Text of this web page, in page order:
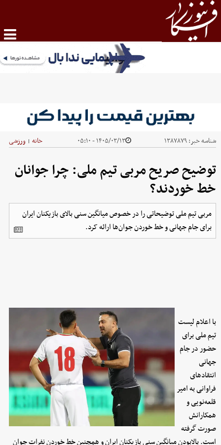
شناسه خبر:۱۳۸۷۸۷۹ ۱۴۰۵/۰۳/۱۳ - ۰۵:۱۰ خانه | ورزشی
توضیح صریح مربی تیم ملی: چرا جوانان
خط خوردند؟
مربی تیم ملی توضیحاتی را در خصوص میانگین سنی بالای بازیکنان ایران
برای جام جهانی و خط خوردن جوان‌ها ارائه کرد.
با اعلام لیست
تیم ملی برای
حضور در جام
جهانی
انتقادهای
فراوانی به امیر
قلعه‌نویی و
همکارانش
صورت گرفته
است. بالابودن میانگین سنی بازیکنان ایران و همچنین خط خوردن نفرات جوان